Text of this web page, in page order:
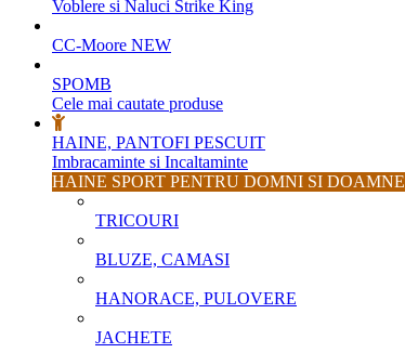
Voblere si Naluci Strike King
CC-Moore NEW
SPOMB
Cele mai cautate produse
HAINE, PANTOFI PESCUIT
Imbracaminte si Incaltaminte
HAINE SPORT PENTRU DOMNI SI DOAMNE
TRICOURI
BLUZE, CAMASI
HANORACE, PULOVERE
JACHETE